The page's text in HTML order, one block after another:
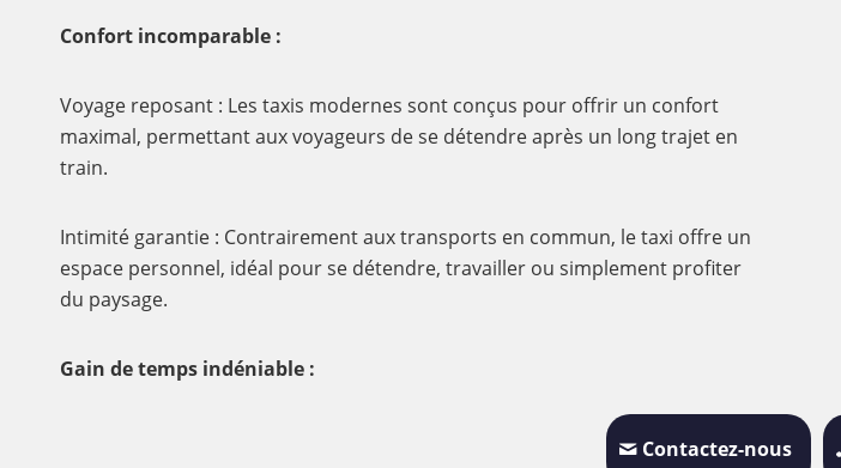
Confort incomparable :
Voyage reposant : Les taxis modernes sont conçus pour offrir un confort
maximal, permettant aux voyageurs de se détendre après un long trajet en
train.
Intimité garantie : Contrairement aux transports en commun, le taxi offre un
espace personnel, idéal pour se détendre, travailler ou simplement profiter
du paysage.
Gain de temps indéniable :
Contactez-nous